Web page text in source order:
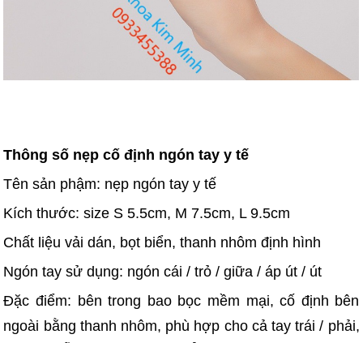
Thông số nẹp cố định ngón tay y tế
Tên sản phậm: nẹp ngón tay y tế
Kích thước: size S 5.5cm, M 7.5cm, L 9.5cm
Chất liệu vải dán, bọt biển, thanh nhôm định hình
Ngón tay sử dụng: ngón cái / trỏ / giữa / áp út / út
Đặc điểm: bên trong bao bọc mềm mại, cố định bên
ngoài bằng thanh nhôm, phù hợp cho cả tay trái / phải,